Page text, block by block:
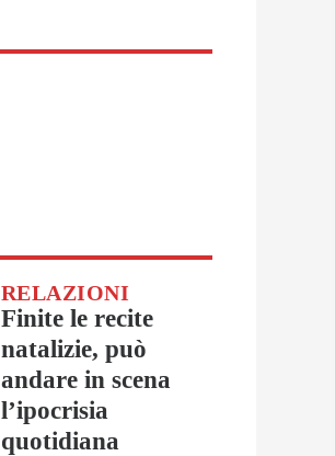
RELAZIONI
Finite le recite
natalizie, può
andare in scena
l’ipocrisia
quotidiana